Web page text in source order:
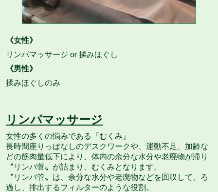
《女性》
リンパマッサージ or 揉みほぐし
《男性》
揉みほぐしのみ
リンパマッサージ
女性の多くの悩みである『むくみ』
長時間座りっぱなしのデスクワークや、運動不足、加齢な
どの筋肉量低下により、体内の余分な水分や老廃物が滞り
〝リンパ菅〟が詰まり、むくみとなります。
〝リンパ管〟は、余分な水分や老廃物などを回収して、ろ
過し、排出するフィルターのような役割。